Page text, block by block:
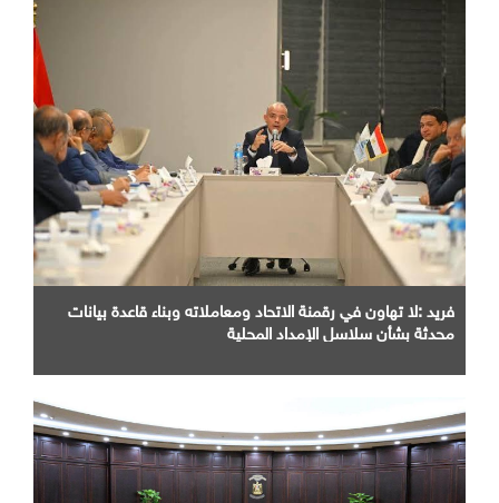
فريد :لا تهاون في رقمنة الاتحاد ومعاملاته وبناء قاعدة بيانات
محدثة بشأن سلاسل الإمداد المحلية